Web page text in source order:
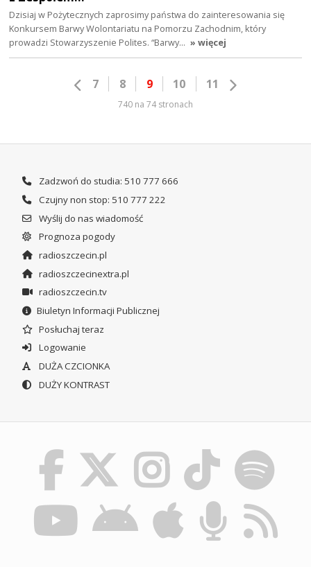
Dzisiaj w Pożytecznych zaprosimy państwa do zainteresowania się
Konkursem Barwy Wolontariatu na Pomorzu Zachodnim, który
prowadzi Stowarzyszenie Polites. “Barwy… » więcej
7 8 9 10 11
740 na 74 stronach
Zadzwoń do studia: 510 777 666
Czujny non stop: 510 777 222
Wyślij do nas wiadomość
Prognoza pogody
radioszczecin.pl
radioszczecinextra.pl
radioszczecin.tv
Biuletyn Informacji Publicznej
Posłuchaj teraz
Logowanie
DUŻA CZCIONKA
DUŻY KONTRAST